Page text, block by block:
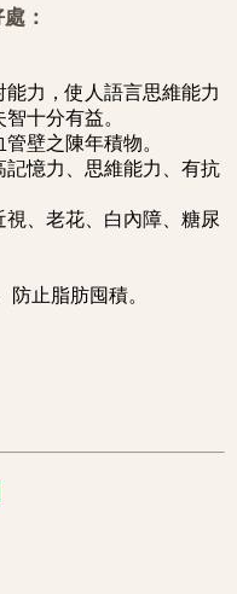
：
力，使人語言思維能力
十分有益。
壁之陳年積物。
憶力、思維能力、有抗
、老花、白內障、糖尿
止脂肪囤積。